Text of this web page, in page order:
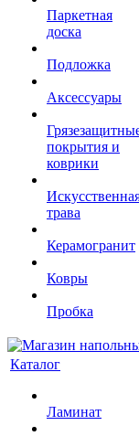
Паркетная
доска
Подложка
Аксессуары
покрытия и
коврики
трава
Керамогранит
Ковры
Пробка
Каталог
Ламинат